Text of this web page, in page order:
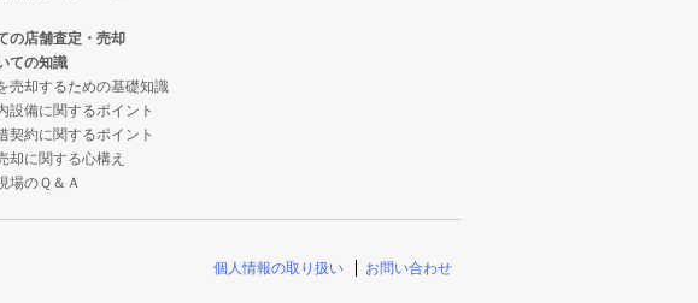
の店舗査定・売却
ての知識
売却するための基礎知識
設備に関するポイント
契約に関するポイント
却に関する心構え
場のＱ＆Ａ
個人情報の取り扱い
お問い合わせ